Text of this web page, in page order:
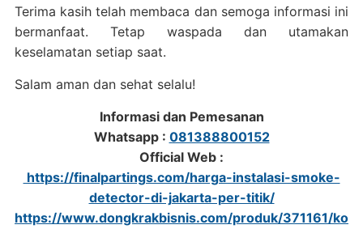
Terima kasih telah membaca dan semoga informasi ini
bermanfaat. Tetap waspada dan utamakan
keselamatan setiap saat.
Salam aman dan sehat selalu!
Informasi dan Pemesanan
Whatsapp : 081388800152
Official Web :
https://finalpartings.com/harga-instalasi-smoke-
detector-di-jakarta-per-titik/
https://www.dongkrakbisnis.com/produk/371161/ko